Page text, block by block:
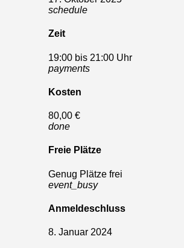
schedule
Zeit
19:00 bis 21:00 Uhr
payments
Kosten
80,00 €
done
Freie Plätze
Genug Plätze frei
event_busy
Anmeldeschluss
8. Januar 2024